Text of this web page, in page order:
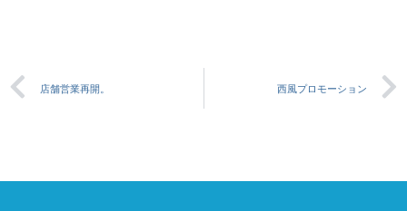
店舗営業再開。 西風プロモーション